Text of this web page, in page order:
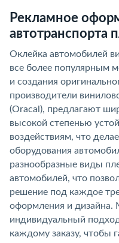
Рекламное
автотранспорта
Оклейка автомобилей
все более популярным
и создания
производители
(Oracal), предлагают
высокой степенью
воздействиям, что
оборудования
разнообразные виды
автомобилей, что
решение под каждое
оформления и дизайна.
индивидуальный
каждому заказу, чтобы